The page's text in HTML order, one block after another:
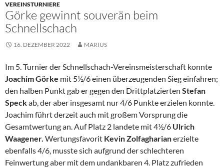
VEREINSTURNIERE
Görke gewinnt souverän beim
Schnellschach
16. DEZEMBER 2022 MARIUS
Im 5. Turnier der Schnellschach-Vereinsmeisterschaft konnte
Joachim Görke mit 5½/6 einen überzeugenden Sieg einfahren;
den halben Punkt gab er gegen den Drittplatzierten Stefan
Speckab, der aber insgesamt nur 4/6 Punkte erzielen konnte.
Joachim führt derzeit auch mit großem Vorsprung die
Gesamtwertung an. Auf Platz 2 landete mit 4½/6 Ulrich
Waagener. Wertungsfavorit Kevin Zolfagharianerzielte
ebenfalls 4/6, musste sich aufgrund der schlechteren
Feinwertung aber mit dem undankbaren 4. Platz zufrieden